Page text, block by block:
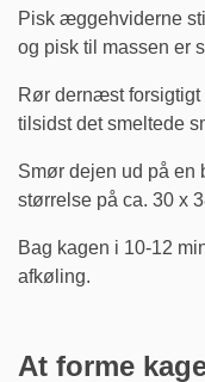
Pisk æggehviderne
og pisk til massen er
Rør dernæst forsigtigt
tilsidst det smeltede
Smør dejen ud på en
størrelse på ca. 30 x
Bag kagen i 10-12
afkøling.
At forme